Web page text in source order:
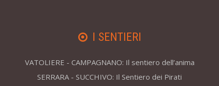
I SENTIERI
VATOLIERE - CAMPAGNANO: Il sentiero dell’anima
SERRARA - SUCCHIVO: Il Sentiero dei Pirati